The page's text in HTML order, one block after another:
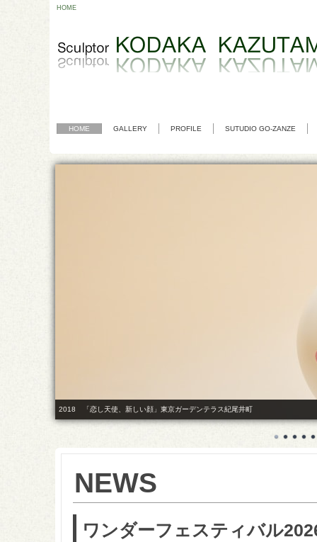
HOME
HOME GALLERY PROFILE SUTUDIO GO-ZANZE
2018 「恋し天使、新しい顔」東京ガーデンテラス紀尾井町
NEWS
ワンダーフェスティバル